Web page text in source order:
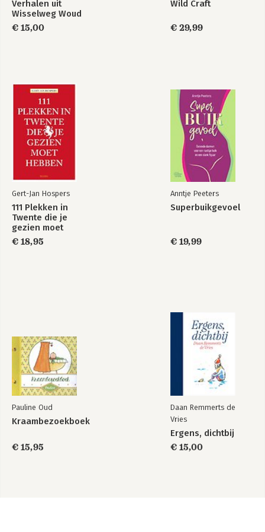
Verhalen uit
Wisselweg Woud
€ 15,00
Wild Craft
€ 29,99
Gert-Jan Hospers
111 Plekken in
Twente die je
gezien moet
hebben
€ 18,95
Anntje Peeters
Superbuikgevoel
€ 19,99
Pauline Oud
Kraambezoekboek
€ 15,95
Daan Remmerts de
Vries
Ergens, dichtbij
€ 15,00